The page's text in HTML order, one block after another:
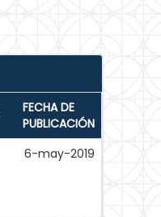
FECHA DE
PUBLICACIÓN
6-may-2019